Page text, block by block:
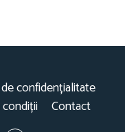
confidențialitate
Contact